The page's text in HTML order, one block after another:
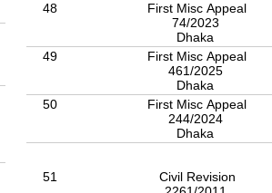
48
First Misc Appeal
74/2023
Dhaka
49
First Misc Appeal
461/2025
Dhaka
50
First Misc Appeal
244/2024
Dhaka
51
Civil Revision